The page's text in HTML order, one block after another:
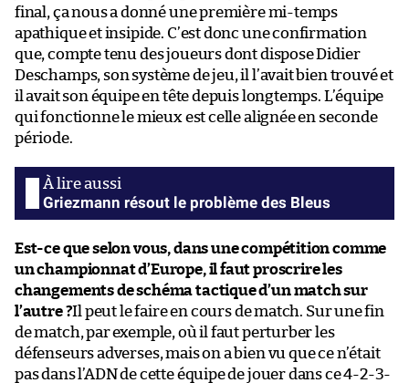
final, ça nous a donné une première mi-temps
apathique et insipide. C’est donc une confirmation
que, compte tenu des joueurs dont dispose Didier
Deschamps, son système de jeu, il l’avait bien trouvé et
il avait son équipe en tête depuis longtemps. L’équipe
qui fonctionne le mieux est celle alignée en seconde
période.
Griezmann résout le problème des Bleus
Est-ce que selon vous, dans une compétition comme
un championnat d’Europe, il faut proscrire les
changements de schéma tactique d’un match sur
l’autre ?Il peut le faire en cours de match. Sur une fin
de match, par exemple, où il faut perturber les
défenseurs adverses, mais on a bien vu que ce n’était
pas dans l’ADN de cette équipe de jouer dans ce 4-2-3-